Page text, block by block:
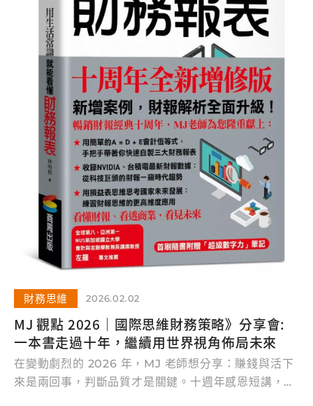
財務思維 2026.02.02
MJ 觀點 2026｜國際思維財務策略》分享會:
一本書走過十年，繼續用世界視角佈局未來
在變動劇烈的 2026 年，MJ 老師想分享：賺錢與活下
來是兩回事，判斷品質才是關鍵。十週年感恩短講，我